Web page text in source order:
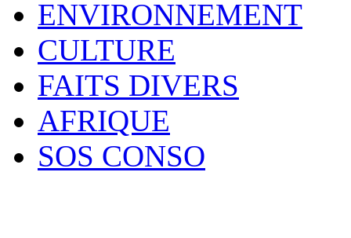
ENVIRONNEMENT
CULTURE
FAITS DIVERS
AFRIQUE
SOS CONSO